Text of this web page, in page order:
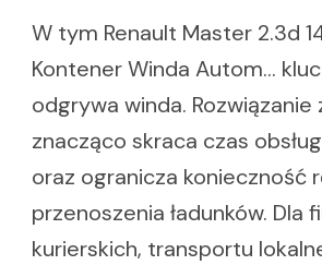
W tym Renault Master 2.3d
Kontener Winda Autom…
odgrywa winda. Rozwiązanie
znacząco skraca czas
oraz ogranicza konieczność
przenoszenia ładunków. Dla
kurierskich, transportu